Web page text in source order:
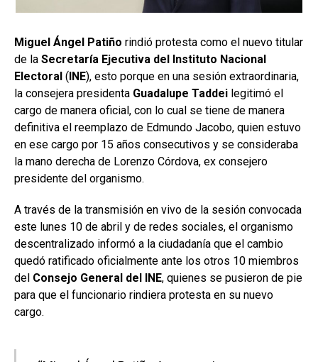
Miguel Ángel Patiño rindió protesta como el nuevo titular
de la Secretaría Ejecutiva del Instituto Nacional
Electoral ( INE), esto porque en una sesión extraordinaria,
la consejera presidenta Guadalupe Taddei legitimó el
cargo de manera oficial, con lo cual se tiene de manera
definitiva el reemplazo de Edmundo Jacobo, quien estuvo
en ese cargo por 15 años consecutivos y se consideraba
la mano derecha de Lorenzo Córdova, ex consejero
presidente del organismo.
A través de la transmisión en vivo de la sesión convocada
este lunes 10 de abril y de redes sociales, el organismo
descentralizado informó a la ciudadanía que el cambio
quedó ratificado oficialmente ante los otros 10 miembros
del Consejo General del INE, quienes se pusieron de pie
para que el funcionario rindiera protesta en su nuevo
cargo.